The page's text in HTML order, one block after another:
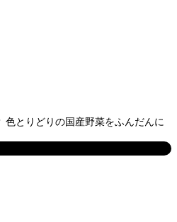
とりどりの国産野菜をふんだんに